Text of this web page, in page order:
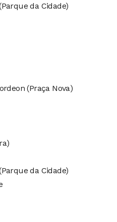
da Cidade)
(Praça Nova)
da Cidade)